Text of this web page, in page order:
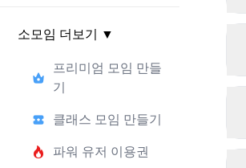
소모임 더보기 ▼
프리미엄 모임 만들
기
클래스 모임 만들기
파워 유저 이용권